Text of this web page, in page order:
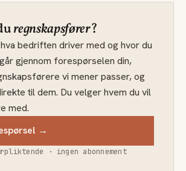
regnskapsfører?
bedriften driver med og hvor du
gjennom forespørselen din,
vi mener passer, og
til dem. Du velger hvem du vil
med.
→
· ingen abonnement